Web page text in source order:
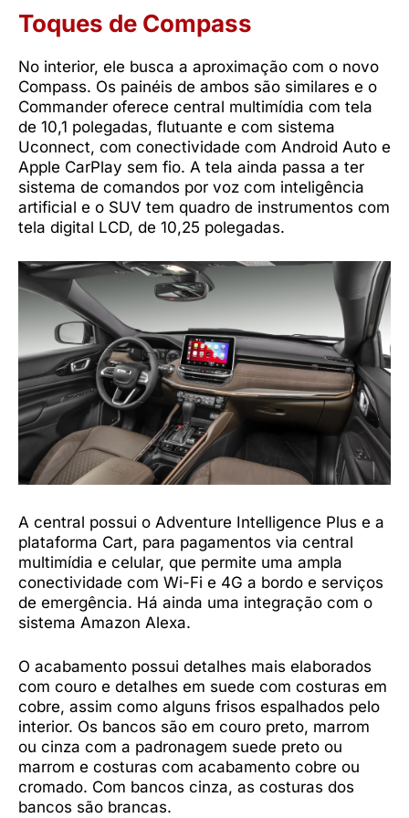
Toques de Compass
No interior, ele busca a aproximação com o novo
Compass. Os painéis de ambos são similares e o
Commander oferece central multimídia com tela
de 10,1 polegadas, flutuante e com sistema
Uconnect, com conectividade com Android Auto e
Apple CarPlay sem fio. A tela ainda passa a ter
sistema de comandos por voz com inteligência
artificial e o SUV tem quadro de instrumentos com
tela digital LCD, de 10,25 polegadas.
A central possui o Adventure Intelligence Plus e a
plataforma Cart, para pagamentos via central
multimídia e celular, que permite uma ampla
conectividade com Wi-Fi e 4G a bordo e serviços
de emergência. Há ainda uma integração com o
sistema Amazon Alexa.
O acabamento possui detalhes mais elaborados
com couro e detalhes em suede com costuras em
cobre, assim como alguns frisos espalhados pelo
interior. Os bancos são em couro preto, marrom
ou cinza com a padronagem suede preto ou
marrom e costuras com acabamento cobre ou
cromado. Com bancos cinza, as costuras dos
bancos são brancas.